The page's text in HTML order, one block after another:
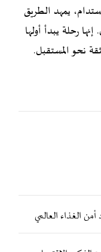
يمهد الطريق
رحلة يبدأ أولها
نحو المستقبل.
الغذاء العالمي